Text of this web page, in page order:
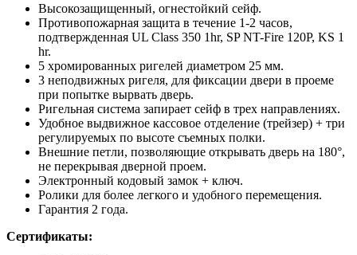
Высокозащищенный, огнестойкий сейф.
Противопожарная защита в течение 1-2 часов,
подтвержденная UL Сlass 350 1hr, SP NT-Fire 120P, KS 1
hr.
5 хромированных ригелей диаметром 25 мм.
3 неподвижных ригеля, для фиксации двери в проеме
при попытке вырвать дверь.
Ригельная система запирает сейф в трех направлениях.
Удобное выдвижное кассовое отделение (трейзер) + три
регулируемых по высоте съемных полки.
Внешние петли, позволяющие открывать дверь на 180°,
не перекрывая дверной проем.
Электронный кодовый замок + ключ.
Ролики для более легкого и удобного перемещения.
Гарантия 2 года.
Сертификаты: